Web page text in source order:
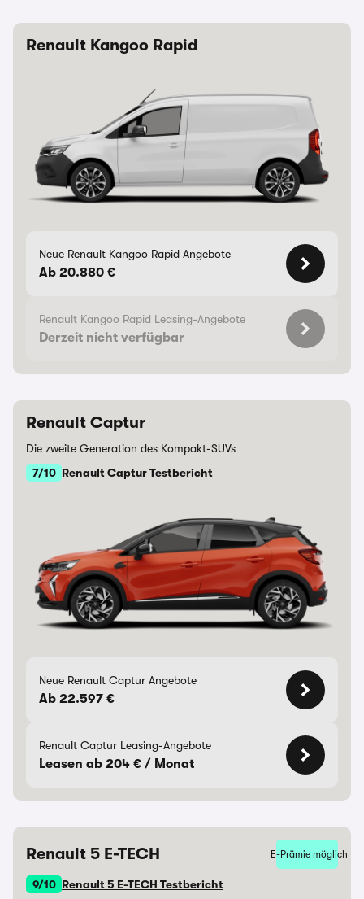
Renault Kangoo Rapid
Neue Renault Kangoo Rapid Angebote
Ab 20.880 €
Renault Kangoo Rapid Leasing-Angebote
Derzeit nicht verfügbar
Renault Captur
Die zweite Generation des Kompakt-SUVs
7/10 Renault Captur Testbericht
Neue Renault Captur Angebote
Ab 22.597 €
Renault Captur Leasing-Angebote
Leasen ab 204 € / Monat
Renault 5 E-TECH E-Prämie möglich
9/10 Renault 5 E-TECH Testbericht